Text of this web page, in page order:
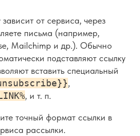
от сервиса, через
письма (например,
Mailchimp и др.). Обычно
подставляют ссылку
вставить специальный
,
, и т. п.
точный формат ссылки в
рассылки.